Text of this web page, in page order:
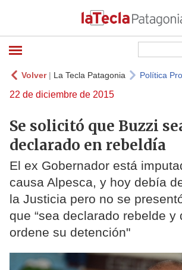
Volver| La Tecla Patagonia Política
22 de diciembre de 2015
Se solicitó que Buzzi
declarado en rebeldía
El ex Gobernador está
causa Alpesca, y hoy debía
la Justicia pero no se
que “sea declarado rebelde y
ordene su detención"